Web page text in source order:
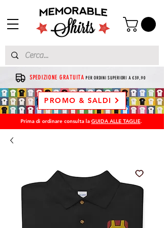
SPEDIZIONE GRATUITA PER ORDINI SUPERIORI A €39,90
PROMO & SALDI
Prima di ordinare consulta la GUIDA ALLE TAGLIE.